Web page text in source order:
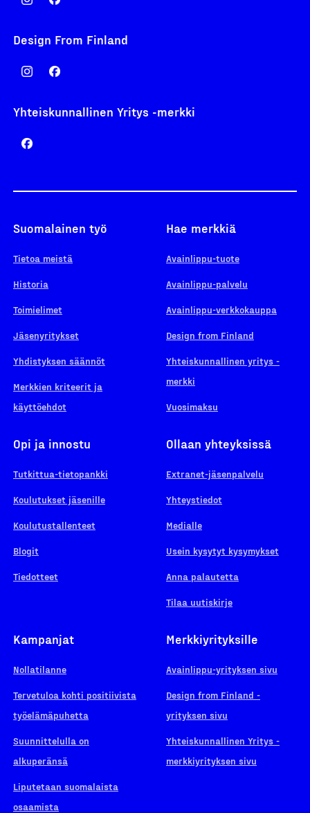
Design From Finland
Yhteiskunnallinen Yritys -merkki
Suomalainen työ
Tietoa meistä
Historia
Toimielimet
Jäsenyritykset
Yhdistyksen säännöt
Merkkien kriteerit ja
käyttöehdot
Hae merkkiä
Avainlippu-tuote
Avainlippu-palvelu
Avainlippu-verkkokauppa
Design from Finland
Yhteiskunnallinen yritys -
merkki
Vuosimaksu
Opi ja innostu
Tutkittua-tietopankki
Koulutukset jäsenille
Koulutustallenteet
Blogit
Tiedotteet
Ollaan yhteyksissä
Extranet-jäsenpalvelu
Yhteystiedot
Medialle
Usein kysytyt kysymykset
Anna palautetta
Tilaa uutiskirje
Kampanjat
Nollatilanne
Tervetuloa kohti positiivista
työelämäpuhetta
Suunnittelulla on
alkuperänsä
Liputetaan suomalaista
osaamista
Merkkiyrityksille
Avainlippu-yrityksen sivu
Design from Finland -
yrityksen sivu
Yhteiskunnallinen Yritys -
merkkiyrityksen sivu